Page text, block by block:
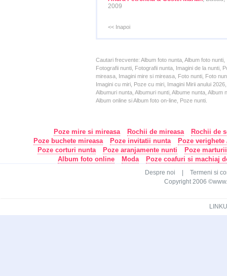
2009
<< Inapoi
Cautari frecvente: Album foto nunta, Album foto
Fotografii nunti, Fotografii nunta, Imagini de la nunti,
mireasa, Imagini mire si mireasa, Foto nunti, Foto
Imagini cu miri, Poze cu miri, Imagini Mirii anului
Albumuri nunta, Albumuri nunti, Albume nunta,
Album online si Album foto on-line, Poze nunti.
Poze mire si mireasa Rochii de mireasa
Rochii de
Poze buchete mireasa
Poze invitatii nunta
Poze
Poze corturi nunta
Poze aranjamente nunti
Poze
Album foto online
Moda Poze coafuri si machiaj
Despre noi
Termeni si
Copyright 2006